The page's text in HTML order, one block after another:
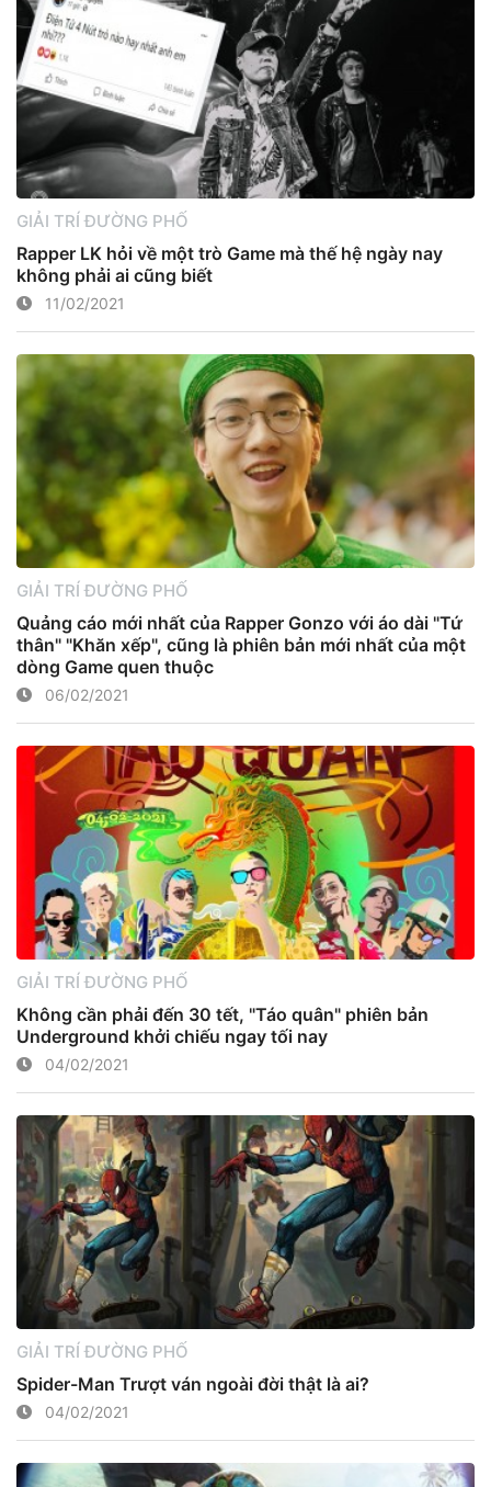
GIẢI TRÍ ĐƯỜNG PHỐ
Rapper LK hỏi về một trò Game mà thế hệ ngày nay
không phải ai cũng biết
11/02/2021
GIẢI TRÍ ĐƯỜNG PHỐ
Quảng cáo mới nhất của Rapper Gonzo với áo dài "Tứ
thân" "Khăn xếp", cũng là phiên bản mới nhất của một
dòng Game quen thuộc
06/02/2021
GIẢI TRÍ ĐƯỜNG PHỐ
Không cần phải đến 30 tết, "Táo quân" phiên bản
Underground khởi chiếu ngay tối nay
04/02/2021
GIẢI TRÍ ĐƯỜNG PHỐ
Spider-Man Trượt ván ngoài đời thật là ai?
04/02/2021